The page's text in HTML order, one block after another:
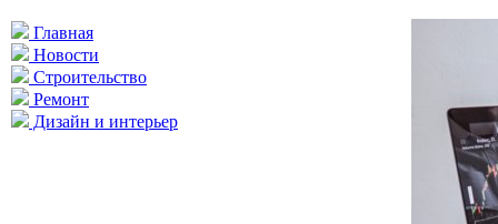
Главная
Новости
Строительство
Ремонт
Дизайн и интерьер